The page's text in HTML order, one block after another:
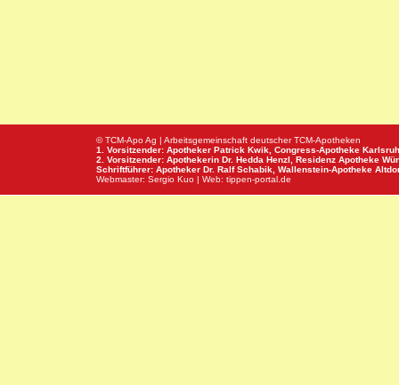
© TCM-Apo Ag | Arbeitsgemeinschaft deutscher TCM-Apotheken
1. Vorsitzender: Apotheker Patrick Kwik, Congress-Apotheke
2. Vorsitzender: Apothekerin Dr. Hedda Henzl, Residenz Apotheke
Schriftführer: Apotheker Dr. Ralf Schabik, Wallenstein-Apotheke
Webmaster: Sergio Kuo | Web: tippen-portal.de